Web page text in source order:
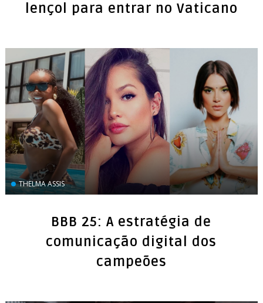
lençol para entrar no Vaticano
THELMA ASSIS
BBB 25: A estratégia de
comunicação digital dos
campeões